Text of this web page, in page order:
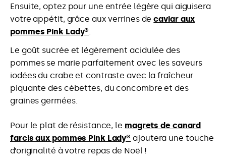
Ensuite, optez pour une entrée légère qui aiguisera
votre appétit, grâce aux verrines decaviar aux
pommes Pink Lady®.
Le goût sucrée et légèrement acidulée des
pommes se marie parfaitement avec les saveurs
iodées du crabe et contraste avec la fraîcheur
piquante des cébettes, du concombre et des
graines germées.
Pour le plat de résistance, le magrets de canard
farcis aux pommes Pink Lady® ajoutera une touche
d’originalité à votre repas de Noël !